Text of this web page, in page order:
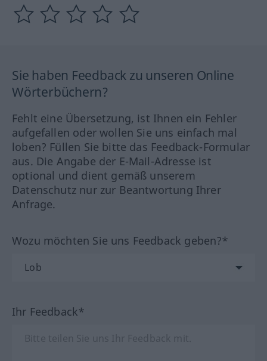
Sie haben Feedback zu unseren Online
Wörterbüchern?
Fehlt eine Übersetzung, ist Ihnen ein Fehler
aufgefallen oder wollen Sie uns einfach mal
loben? Füllen Sie bitte das Feedback-Formular
aus. Die Angabe der E-Mail-Adresse ist
optional und dient gemäß unserem
Datenschutz nur zur Beantwortung Ihrer
Anfrage.
Wozu möchten Sie uns Feedback geben?*
Ihr Feedback*